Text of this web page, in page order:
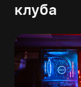
клуба